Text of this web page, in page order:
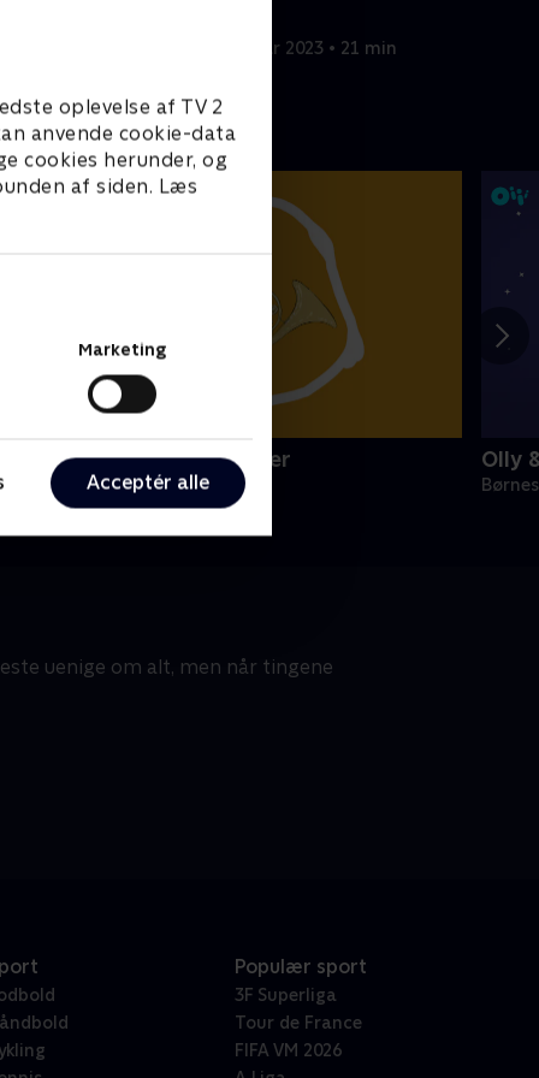
oplevelse af TV 2
anvende cookie-data
cookies herunder, og
af siden. Læs
Marketing
Acceptér alle
21. februar 2023 • 21 min
Miniteve: Musikinstrumenter
• 1 sæsoner
Olly
uenige om alt, men når tingene
Populær sport
3F Superliga
Tour de France
FIFA VM 2026